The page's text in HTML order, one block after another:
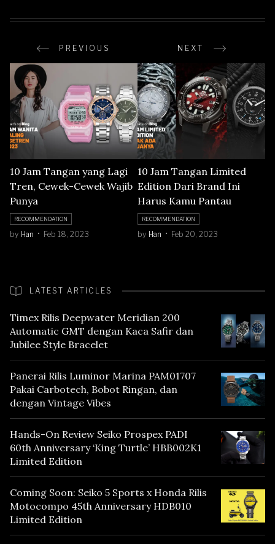
PREVIOUS NEXT
10 Jam Tangan yang Lagi
Tren, Cewek-Cewek Wajib
Punya
RECOMMENDATION
by Han Feb 18, 2023
10 Jam Tangan Limited
Edition Dari Brand Ini
Harus Kamu Pantau
RECOMMENDATION
by Han Feb 20, 2023
LATEST ARTICLES
Timex Rilis Deepwater Meridian 200
Automatic GMT dengan Kaca Safir dan
Jubilee Style Bracelet
Panerai Rilis Luminor Marina PAM01707
Pakai Carbotech, Bobot Ringan, dan
dengan Vintage Vibes
Hands-On Review Seiko Prospex PADI
60th Anniversary ‘King Turtle’ HBB002K1
Limited Edition
Coming Soon: Seiko 5 Sports x Honda Rilis
Motocompo 45th Anniversary HDB010
Limited Edition